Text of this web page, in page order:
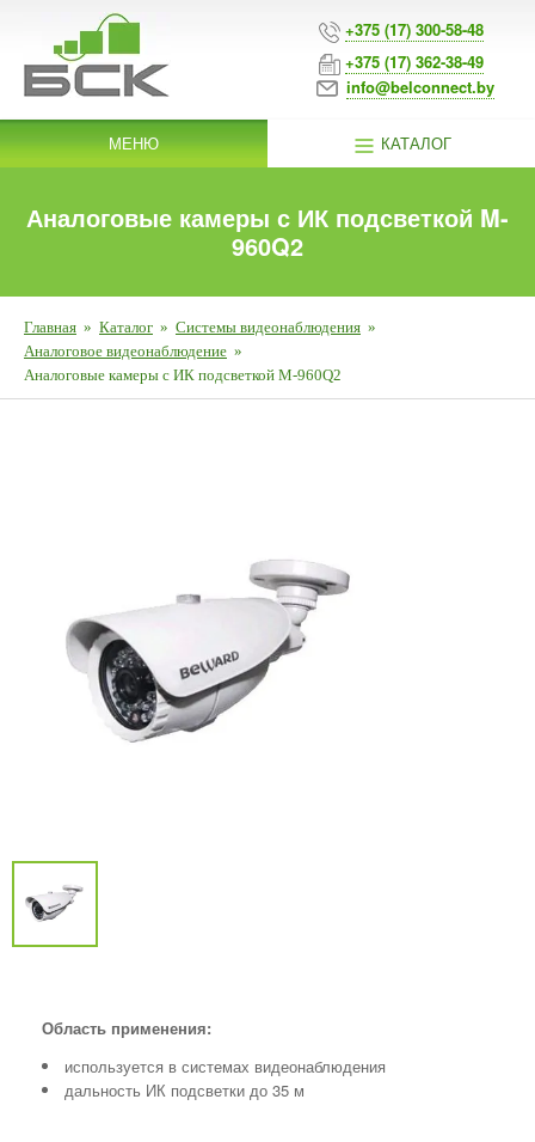
+375 (17) 300-58-48
+375 (17) 362-38-49
info@belconnect.by
МЕНЮ КАТАЛОГ
Аналоговые камеры с ИК подсветкой M-
960Q2
Главная » Каталог » Системы видеонаблюдения »
Аналоговое видеонаблюдение »
Аналоговые камеры с ИК подсветкой M-960Q2
Область применения:
используется в системах видеонаблюдения
дальность ИК подсветки до 35 м